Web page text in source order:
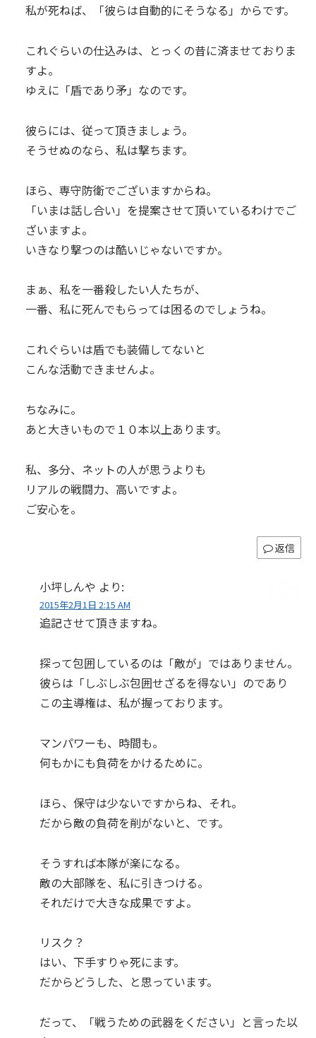
私が死ねば、「彼らは自動的にそうなる」からです。
これぐらいの仕込みは、とっくの昔に済ませておりま
すよ。
ゆえに「盾であり矛」なのです。
彼らには、従って頂きましょう。
そうせぬのなら、私は撃ちます。
ほら、専守防衛でございますからね。
「いまは話し合い」を提案させて頂いているわけでご
ざいますよ。
いきなり撃つのは酷いじゃないですか。
まぁ、私を一番殺したい人たちが、
一番、私に死んでもらっては困るのでしょうね。
これぐらいは盾でも装備してないと
こんな活動できませんよ。
ちなみに。
あと大きいもので１０本以上あります。
私、多分、ネットの人が思うよりも
リアルの戦闘力、高いですよ。
ご安心を。
返信
小坪しんや より:
2015年2月1日 2:15 AM
追記させて頂きますね。
探って包囲しているのは「敵が」ではありません。
彼らは「しぶしぶ包囲せざるを得ない」のであり
この主導権は、私が握っております。
マンパワーも、時間も。
何もかにも負荷をかけるために。
ほら、保守は少ないですからね、それ。
だから敵の負荷を削がないと、です。
そうすれば本隊が楽になる。
敵の大部隊を、私に引きつける。
それだけで大きな成果ですよ。
リスク？
はい、下手すりゃ死にます。
だからどうした、と思っています。
だって、「戦うための武器をください」と言った以